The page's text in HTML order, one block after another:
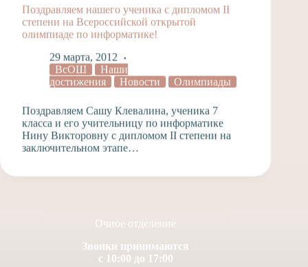
Поздравляем нашего ученика с дипломом II
степени на Всероссийской открытой
олимпиаде по информатике!
29 марта, 2012
ВсОШ
Наши
достижения
Новости Олимпиады
Поздравляем Сашу Клевалина, ученика 7
класса и его учительницу по информатике
Нину Викторовну с дипломом II степени на
заключительном этапе…
Очное отделение
Звонки принимаются
с 10:00 до 17:00